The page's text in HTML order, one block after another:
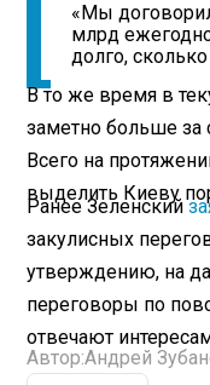
«Мы
млрд
долго,
В то же время в
заметно больше
Всего на
выделить Киеву
Ранее Зеленский
закулисных
утверждению, на
переговоры по
отвечают
Автор:Андрей